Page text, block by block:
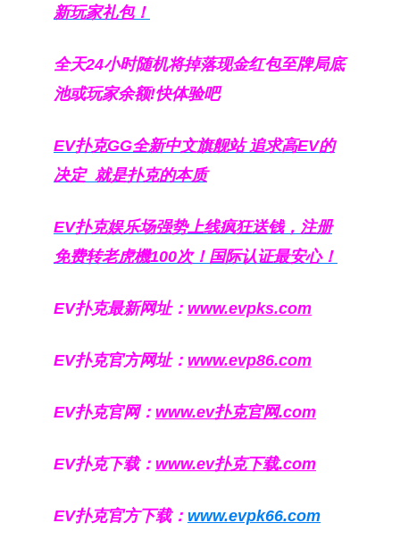
新玩家礼包！
全天24小时随机将掉落现金红包至牌局底
池或玩家余额!快体验吧
EV扑克GG全新中文旗舰站追求高EV的
决定 就是扑克的本质
EV扑克娱乐场强势上线疯狂送钱，注册
免费转老虎機100次！国际认证最安心！
EV扑克最新网址： www.evpks.com
EV扑克官方网址： www.evp86.com
EV扑克官网： www.ev扑克官网.com
EV扑克下载： www.ev扑克下载.com
EV扑克官方下载： www.evpk66.com